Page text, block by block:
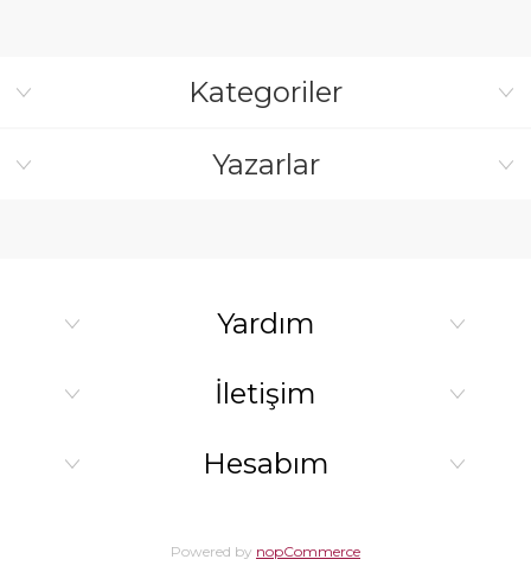
Kategoriler
Yazarlar
Yardım
İletişim
Hesabım
Powered by nopCommerce